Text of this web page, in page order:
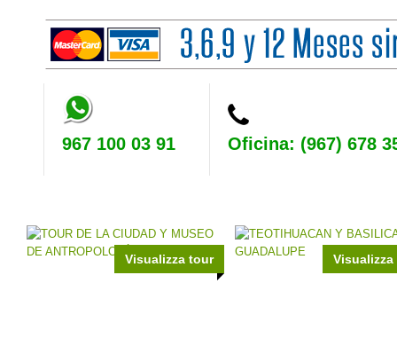
967 100 03 91 Oficina: (967) 678
Visualizza tour